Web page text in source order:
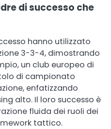
di successo che
hanno utilizzato
3-3-4, dimostrando
un club europeo di
di campionato
enfatizzando
alto. Il loro successo è
fluida dei ruoli dei
tattico.